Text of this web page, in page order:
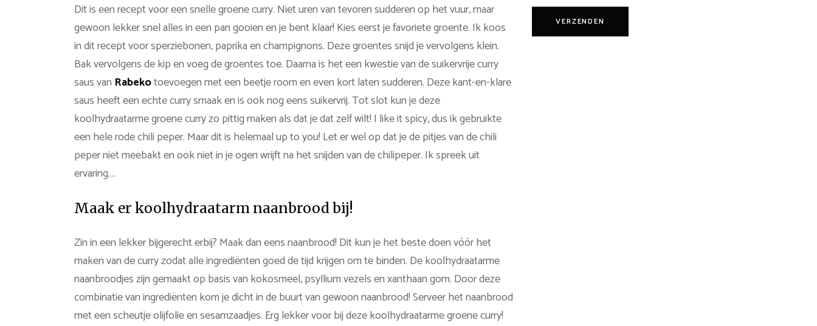
Dit is een recept voor een snelle groene curry. Niet uren van tevoren sudderen op het vuur, maar
gewoon lekker snel alles in een pan gooien en je bent klaar! Kies eerst je favoriete groente. Ik koos
in dit recept voor sperziebonen, paprika en champignons. Deze groentes snijd je vervolgens klein.
Bak vervolgens de kip en voeg de groentes toe. Daarna is het een kwestie van de suikervrije curry
saus van Rabekotoevoegen met een beetje room en even kort laten sudderen. Deze kant-en-klare
saus heeft een echte curry smaak en is ook nog eens suikervrij. Tot slot kun je deze
koolhydraatarme groene curry zo pittig maken als dat je dat zelf wilt! I like it spicy, dus ik gebruikte
een hele rode chili peper. Maar dit is helemaal up to you! Let er wel op dat je de pitjes van de chili
peper niet meebakt en ook niet in je ogen wrijft na het snijden van de chilipeper. Ik spreek uit
ervaring….
Maak er koolhydraatarm naanbrood bij!
Zin in een lekker bijgerecht erbij? Maak dan eens naanbrood! Dit kun je het beste doen vóór het
maken van de curry zodat alle ingrediënten goed de tijd krijgen om te binden. De koolhydraatarme
naanbroodjes zijn gemaakt op basis van kokosmeel, psyllium vezels en xanthaan gom. Door deze
combinatie van ingrediënten kom je dicht in de buurt van gewoon naanbrood! Serveer het naanbrood
met een scheutje olijfolie en sesamzaadjes. Erg lekker voor bij deze koolhydraatarme groene curry!
VERZENDEN